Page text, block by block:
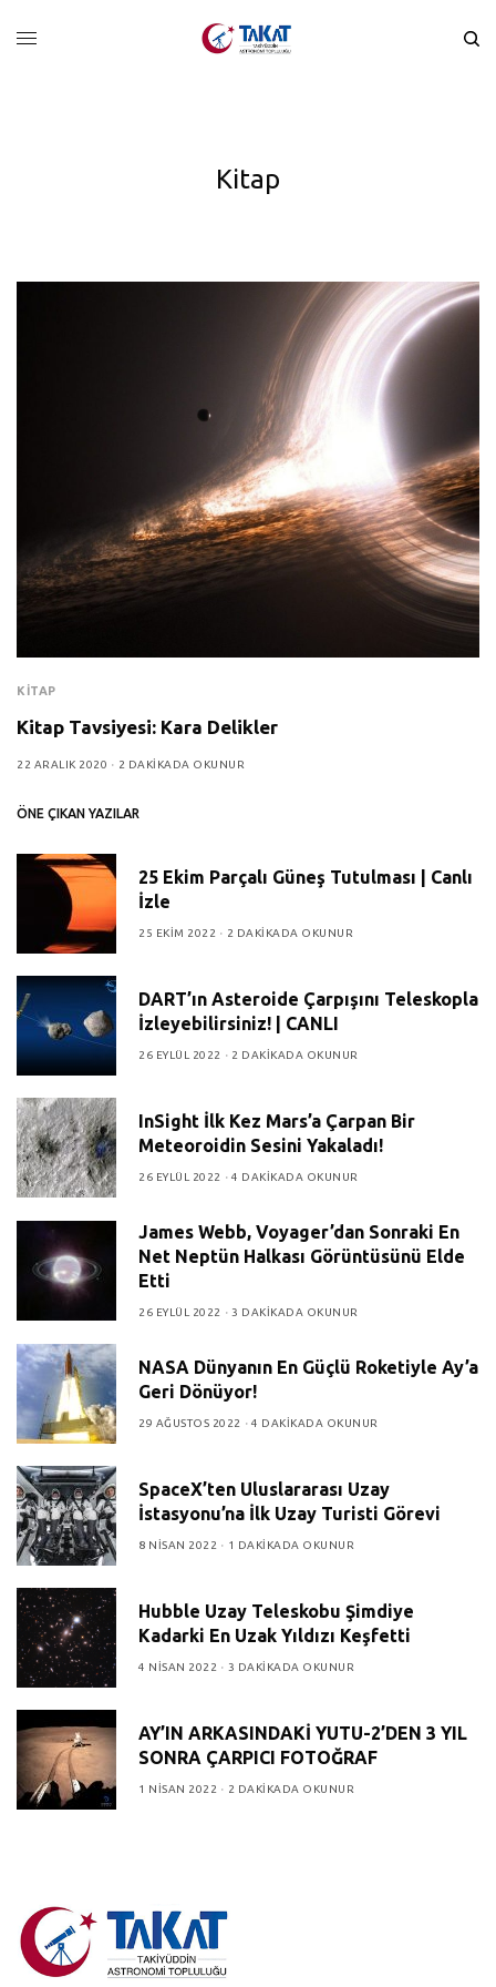
Kitap
KITAP
Kitap Tavsiyesi: Kara Delikler
22 ARALIK 2020 2 DAKIKADA OKUNUR
ÖNE ÇIKAN YAZILAR
25 Ekim Parçalı Güneş Tutulması | Canlı
İzle
25 EKIM 2022 2 DAKIKADA OKUNUR
DART’ın Asteroide Çarpışını Teleskopla
İzleyebilirsiniz! | CANLI
26 EYLÜL 2022 2 DAKIKADA OKUNUR
InSight İlk Kez Mars’a Çarpan Bir
Meteoroidin Sesini Yakaladı!
26 EYLÜL 2022 4 DAKIKADA OKUNUR
James Webb, Voyager’dan Sonraki En
Net Neptün Halkası Görüntüsünü Elde
Etti
26 EYLÜL 2022 3 DAKIKADA OKUNUR
NASA Dünyanın En Güçlü Roketiyle Ay’a
Geri Dönüyor!
29 AĞUSTOS 2022 4 DAKIKADA OKUNUR
SpaceX’ten Uluslararası Uzay
İstasyonu’na İlk Uzay Turisti Görevi
8 NISAN 2022 1 DAKIKADA OKUNUR
Hubble Uzay Teleskobu Şimdiye
Kadarki En Uzak Yıldızı Keşfetti
4 NISAN 2022 3 DAKIKADA OKUNUR
AY’IN ARKASINDAKİ YUTU-2’DEN 3 YIL
SONRA ÇARPICI FOTOĞRAF
1 NISAN 2022 2 DAKIKADA OKUNUR